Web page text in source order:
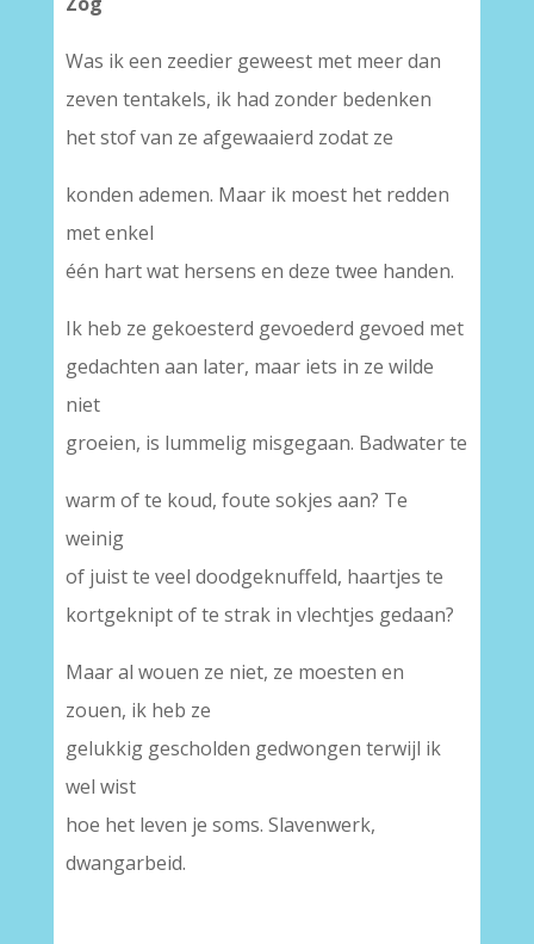
Was ik een zeedier geweest met meer dan
zeven tentakels, ik had zonder bedenken
het stof van ze afgewaaierd zodat ze
konden ademen. Maar ik moest het redden
met enkel
één hart wat hersens en deze twee handen.
Ik heb ze gekoesterd gevoederd gevoed met
gedachten aan later, maar iets in ze wilde
niet
groeien, is lummelig misgegaan. Badwater te
warm of te koud, foute sokjes aan? Te
weinig
of juist te veel doodgeknuffeld, haartjes te
kortgeknipt of te strak in vlechtjes gedaan?
Maar al wouen ze niet, ze moesten en
zouen, ik heb ze
gelukkig gescholden gedwongen terwijl ik
wel wist
hoe het leven je soms. Slavenwerk,
dwangarbeid.